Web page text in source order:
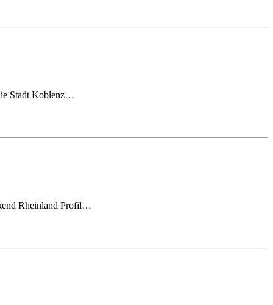
Stadt Koblenz…
Rheinland Profil…